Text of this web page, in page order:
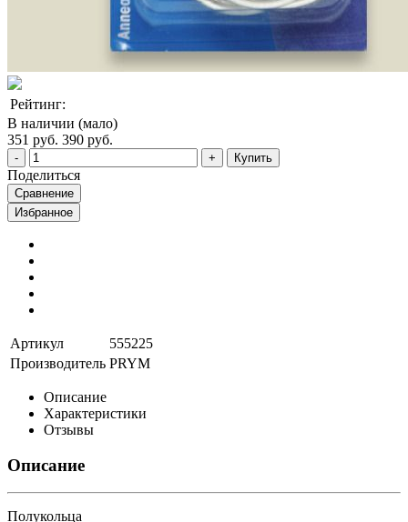
Рейтинг:
В наличии (мало)
351 руб. 390 руб.
Купить
Поделиться
Сравнение
Избранное
Артикул
555225
Производитель PRYM
Описание
Характеристики
Отзывы
Описание
Полукольца